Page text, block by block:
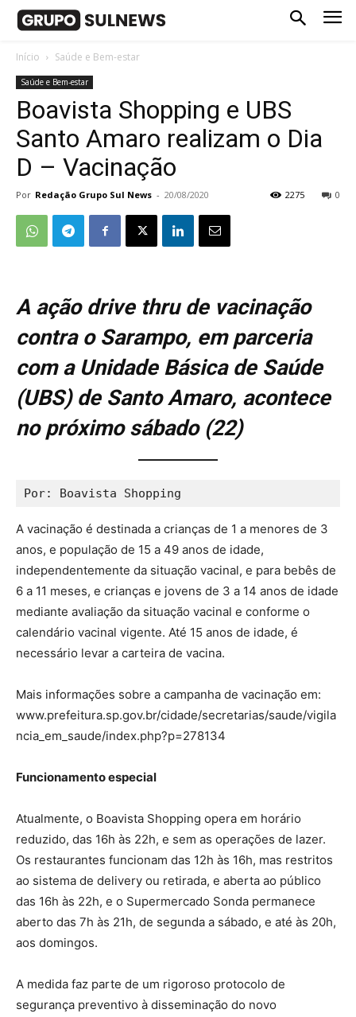
Início Saúde e Bem-estar
Saúde e Bem-estar
Boavista Shopping e UBS
Santo Amaro realizam o Dia
D – Vacinação
Por Redação Grupo Sul News - 20/08/2020 0
2275
A ação drive thru de vacinação
contra o Sarampo, em parceria
com a Unidade Básica de Saúde
(UBS) de Santo Amaro, acontece
no próximo sábado (22)
Por: Boavista Shopping
A vacinação é destinada a crianças de 1 a menores de 3
anos, e população de 15 a 49 anos de idade,
independentemente da situação vacinal, e para bebês de
6 a 11 meses, e crianças e jovens de 3 a 14 anos de idade
mediante avaliação da situação vacinal e conforme o
calendário vacinal vigente. Até 15 anos de idade, é
necessário levar a carteira de vacina.
Mais informações sobre a campanha de vacinação em:
www.prefeitura.sp.gov.br/cidade/secretarias/saude/vigila
ncia_em_saude/index.php?p=278134
Funcionamento especial
Atualmente, o Boavista Shopping opera em horário
reduzido, das 16h às 22h, e sem as operações de lazer.
Os restaurantes funcionam das 12h às 16h, mas restritos
ao sistema de delivery ou retirada, e aberta ao público
das 16h às 22h, e o Supermercado Sonda permanece
aberto das 7h às 21h, de segunda a sábado, e até às 20h,
aos domingos.
A medida faz parte de um rigoroso protocolo de
segurança preventivo à disseminação do novo